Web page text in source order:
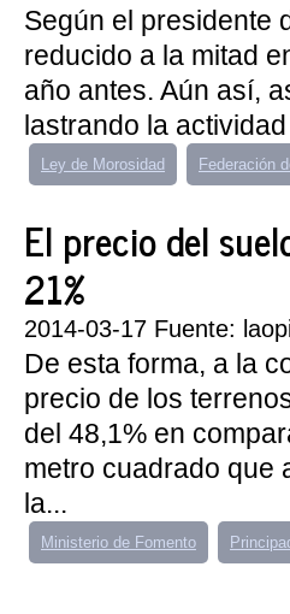
Según el presidente
reducido a la mitad
año antes. Aún así,
lastrando la
Ley de Morosidad Federación
El precio del
21%
2014-03-17 Fuente:
De esta forma, a la
precio de los
del 48,1% en
metro cuadrado que
la...
Ministerio de Fomento